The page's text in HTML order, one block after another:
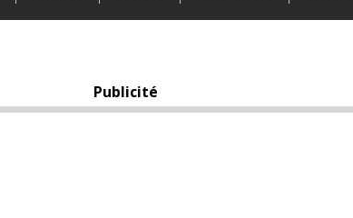
Publicité